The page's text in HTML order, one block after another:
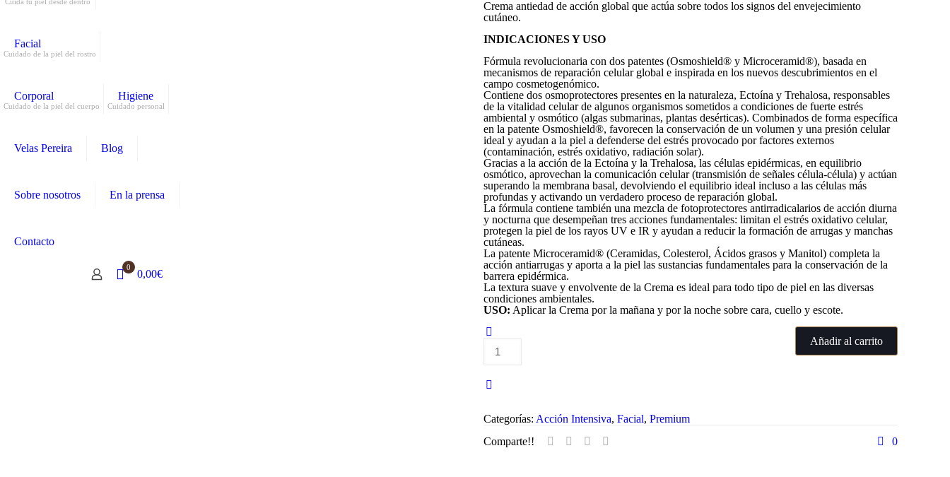
Facial
Cuidado de la piel del rostro
Corporal
Cuidado de la piel del cuerpo
Higiene
Cuidado personal
Velas Pereira Blog
Sobre nosotros En la prensa
Contacto
0
0,00€
Crema antiedad de acción global que actúa sobre todos los signos del envejecimiento
cutáneo.
INDICACIONES Y USO
Fórmula revolucionaria con dos patentes (Osmoshield® y Microceramid®), basada en
mecanismos de reparación celular global e inspirada en los nuevos descubrimientos en el
campo cosmetogenómico.
Contiene dos osmoprotectores presentes en la naturaleza, Ectoína y Trehalosa, responsables
de la vitalidad celular de algunos organismos sometidos a condiciones de fuerte estrés
ambiental y osmótico (algas submarinas, plantas desérticas). Combinados de forma específica
en la patente Osmoshield®, favorecen la conservación de un volumen y una presión celular
ideal y ayudan a la piel a defenderse del estrés provocado por factores externos
(contaminación, estrés oxidativo, radiación solar).
Gracias a la acción de la Ectoína y la Trehalosa, las células epidérmicas, en equilibrio
osmótico, aprovechan la comunicación celular (transmisión de señales célula-célula) y actúan
superando la membrana basal, devolviendo el equilibrio ideal incluso a las células más
profundas y activando un verdadero proceso de reparación global.
La fórmula contiene también una mezcla de fotoprotectores antirradicalarios de acción diurna
y nocturna que desempeñan tres acciones fundamentales: limitan el estrés oxidativo celular,
protegen la piel de los rayos UV e IR y ayudan a reducir la formación de arrugas y manchas
cutáneas.
La patente Microceramid® (Ceramidas, Colesterol, Ácidos grasos y Manitol) completa la
acción antiarrugas y aporta a la piel las sustancias fundamentales para la conservación de la
barrera epidérmica.
La textura suave y envolvente de la Crema es ideal para todo tipo de piel en las diversas
condiciones ambientales.
USO: Aplicar la Crema por la mañana y por la noche sobre cara, cuello y escote.
Osmótica
cantidad
Añadir al carrito
Categorías: Acción Intensiva, Facial, Premium
Comparte!!
0